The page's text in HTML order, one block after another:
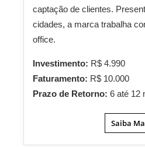
captação de clientes.
cidades, a marca trabalha
office.
Investimento: R$ 4.990
Faturamento: R$ 10.000
Prazo de Retorno: 6 até 12
Saiba